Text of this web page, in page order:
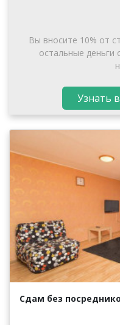
Вы вносите 10% от
остальные деньги
Узнать
Сдам без